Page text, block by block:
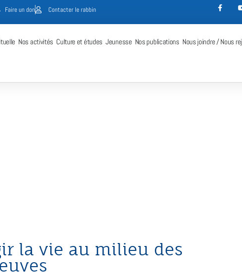
Faire un don Contacter le rabbin
Nos activités Culture et études Jeunesse Nos publications Nous joindre / Nous
la vie au milieu des